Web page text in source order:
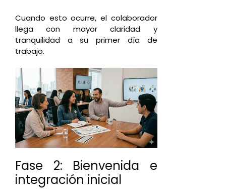
Cuando esto ocurre, el colaborador
llega con mayor claridad y
tranquilidad a su primer día de
trabajo.
Fase 2: Bienvenida e
integración inicial